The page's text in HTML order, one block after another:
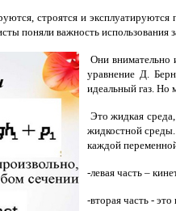
строятся и
поняли важность использования
Они внимательно
уравнение Д.
идеальный газ. Но
Это жидкая
жидкостной
каждой
-левая часть –
-вторая часть -